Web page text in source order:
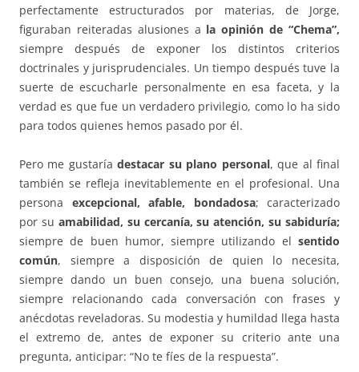
perfectamente estructurados por materias, de Jorge,
figuraban reiteradas alusiones a la opinión de “Chema”,
siempre después de exponer los distintos criterios
doctrinales y jurisprudenciales. Un tiempo después tuve la
suerte de escucharle personalmente en esa faceta, y la
verdad es que fue un verdadero privilegio, como lo ha sido
para todos quienes hemos pasado por él.
Pero me gustaríadestacar su plano personal, que al final
también se refleja inevitablemente en el profesional. Una
persona excepcional, afable, bondadosa; caracterizado
por su amabilidad, su cercanía, su atención, su sabiduría;
siempre de buen humor, siempre utilizando el sentido
común, siempre a disposición de quien lo necesita,
siempre dando un buen consejo, una buena solución,
siempre relacionando cada conversación con frases y
anécdotas reveladoras. Su modestia y humildad llega hasta
el extremo de, antes de exponer su criterio ante una
pregunta, anticipar: “No te fíes de la respuesta”.